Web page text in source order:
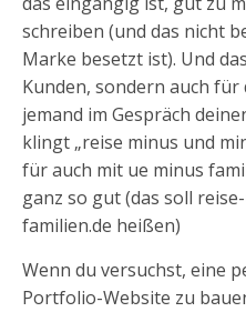
schreiben (und das nicht
Marke besetzt ist). Und
Kunden, sondern auch
jemand im Gespräch
klingt „reise minus und
für auch mit ue minus
ganz so gut (das soll
familien.de heißen)
Wenn du versuchst, eine
Portfolio-Website zu